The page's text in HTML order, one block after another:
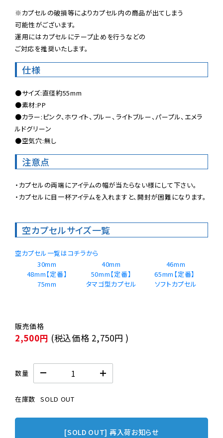
※カプセルの破損等によりカプセル内の商品が出てしまう
可能性がございます。
運用にはカプセルにテープ止めを行うなどの
ご対応を推奨いたします。
仕様
●サイズ:直径約55mm
●素材:PP
●カラー:ピンク、ホワイト、ブルー、ライトブルー、パープル、エメラ
ルドグリーン
●空気穴:無し
注意点
・カプセルの両端にアイテムの幅が当たらない様にして下さい。
・カプセルに目一杯アイテムを入れますと、開封が困難になります。
空カプセルサイズ一覧
空カプセル一覧はコチラから
30mm
40mm
46mm
48mm【定番】
50mm【定番】
65mm【定番】
75mm
タマゴ型カプセル
2,500円 (税込価格 2,750円 )
数量
在庫数 SOLD OUT
[SOLD OUT] 再入荷お知らせ